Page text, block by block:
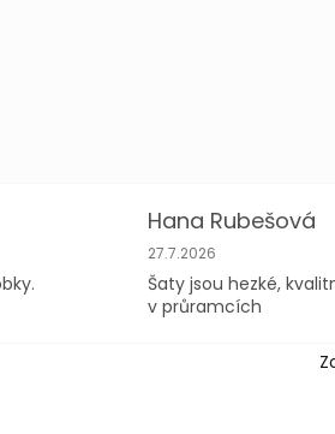
Hana Rubešová
Hodnocení obchodu
27.7.2026
Šaty jsou hezké,
v průramcích